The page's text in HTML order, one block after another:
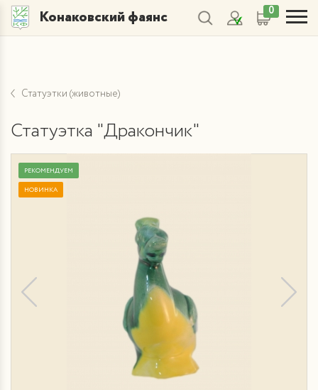
Конаковский фаянс 0
Статуэтки (животные)
Статуэтка "Дракончик"
РЕКОМЕНДУЕМ
НОВИНКА